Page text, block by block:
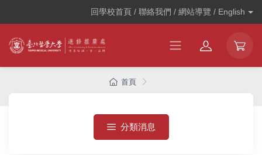
回學校首頁 / 聯絡我們 / 網站導覽 / English
首頁
分類消息